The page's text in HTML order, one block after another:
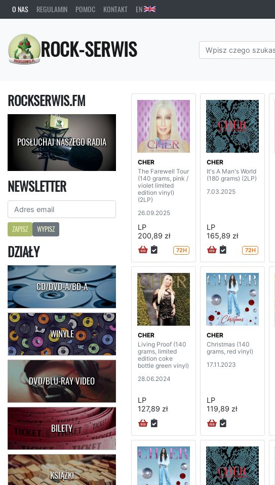
O NAS REGULAMIN POMOC KONTAKT EN
ROCK-SERWIS
ROCKSERWIS.FM
POSŁUCHAJ NASZEGO RADIA
NEWSLETTER
ZAPISZ WYPISZ
DZIAŁY
CD/DVD-A/BD-A
WINYLE
DVD/BLU-RAY VIDEO
BILETY
KSIĄŻKI
CHER
The Farewell Tour
(140 grams, pink /
violet limited
edition vinyl)
(2LP)
26.09.2025
LP
200,89 zł
72H
CHER
It's A Man's World
(180 grams) (2LP)
7.03.2025
LP
165,89 zł
72H
CHER
Living Proof (140
grams, limited
edition coke
bottle green vinyl)
28.06.2024
LP
127,89 zł
CHER
Christmas (140
grams, red vinyl)
17.11.2023
LP
119,89 zł